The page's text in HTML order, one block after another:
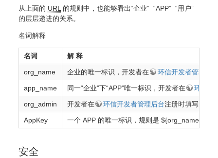
从上面的 URL的规则中，也能够看出“企业”–“APP”–“用户”
的层层递进的关系。
名词解释
名词 解 释
org_name 企业的唯一标识，开发者在 环信开发者管理后
app_name 同一“企业”下“APP”唯一标识，开发者在 环信开
org_admin 开发者在 环信开发者管理后台注册时填写的“用
AppKey 一个 APP 的唯一标识，规则是
安全